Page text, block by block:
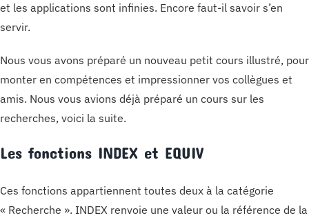
et les applications sont infinies. Encore faut-il savoir s’en
servir.
Nous vous avons préparé un nouveau petit cours illustré, pour
monter en compétences et impressionner vos collègues et
amis. Nous vous avions déjà préparé un cours sur les
recherches, voici la suite.
Les fonctions INDEX et EQUIV
Ces fonctions appartiennent toutes deux à la catégorie
« Recherche ». INDEX renvoie une valeur ou la référence de la